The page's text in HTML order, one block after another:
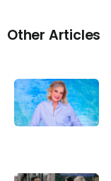
Other Articles